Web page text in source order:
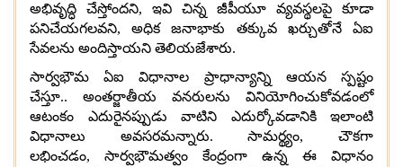
అభివృద్ధి చేస్తోందని, ఇవి చిన్న జీపీయూ వ్యవస్థలపై కూడా
పనిచేయగలవని,అధిక జనాభాకు తక్కువ ఖర్చుతోనే ఏఐ
సేవలను అందిస్తాయని తెలియజేశారు.
సార్వభౌమ ఏఐ విధానాల ప్రాధాన్యాన్ని ఆయన స్పష్టం
చేస్తూ.. అంతర్జాతీయ వనరులను వినియోగించుకోవడంలో
ఆటంకం ఎదురైనప్పుడు వాటిని ఎదుర్కోవడానికి ఇలాంటి
విధానాలు అవసరమన్నారు.సామర్థ్యం,చౌకగా
లభించడం, సార్వభౌమత్వం కేంద్రంగా ఉన్న ఈ విధానం